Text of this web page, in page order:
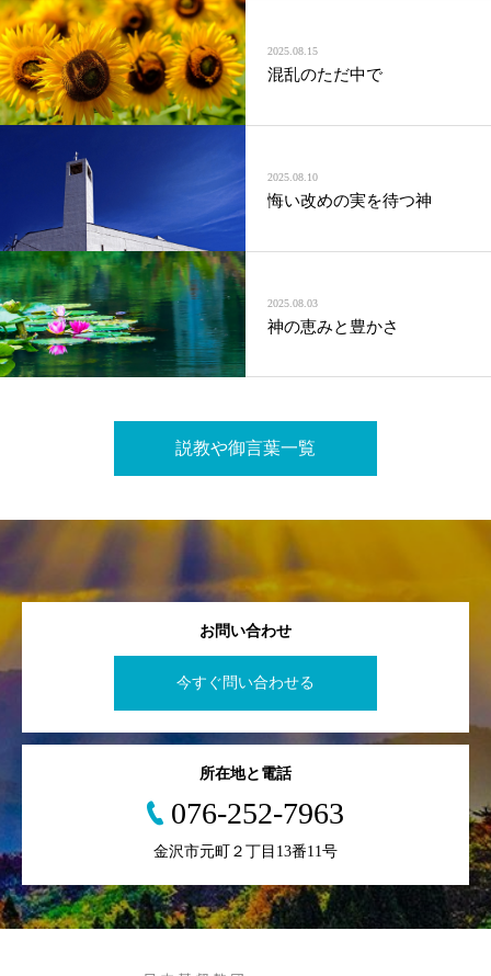
2025.08.15
混乱のただ中で
2025.08.10
悔い改めの実を待つ神
2025.08.03
神の恵みと豊かさ
説教や御言葉一覧
お問い合わせ
今すぐ問い合わせる
所在地と電話
076-252-7963
金沢市元町２丁目13番11号